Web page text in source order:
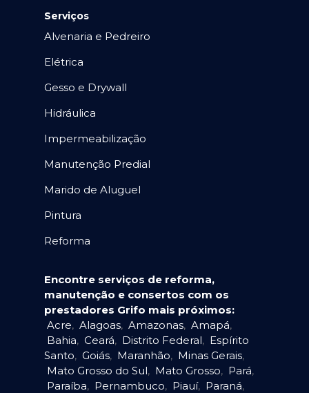
Serviços
Alvenaria e Pedreiro
Elétrica
Gesso e Drywall
Hidráulica
Impermeabilização
Manutenção Predial
Marido de Aluguel
Pintura
Reforma
Encontre serviços de reforma,
manutenção e consertos com os
prestadores Grifo mais próximos:
Acre, Alagoas, Amazonas, Amapá,
Bahia, Ceará, Distrito Federal, Espírito
Santo, Goiás, Maranhão, Minas Gerais,
Mato Grosso do Sul, Mato Grosso, Pará,
Paraíba, Pernambuco, Piauí, Paraná,